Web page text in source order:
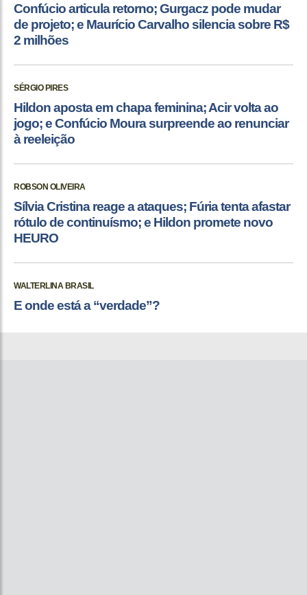
Confúcio articula retorno; Gurgacz pode mudar
de projeto; e Maurício Carvalho silencia sobre R$
2 milhões
SÉRGIO PIRES
Hildon aposta em chapa feminina; Acir volta ao
jogo; e Confúcio Moura surpreende ao renunciar
à reeleição
ROBSON OLIVEIRA
Sílvia Cristina reage a ataques; Fúria tenta afastar
rótulo de continuísmo; e Hildon promete novo
HEURO
WALTERLINA BRASIL
E onde está a “verdade”?